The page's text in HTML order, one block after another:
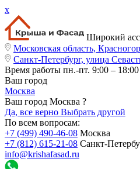
x
Широкий
Московская область,
Санкт-Петербург, улица
Время работы пн.-пт. 9:00 – 18:00
Ваш город
Москва
Ваш город Москва ?
Да, все верно Выбрать другой
По всем вопросам:
+7 (499) 490-46-08 Москва
+7 (812) 615-21-08 Санкт-
info@krishafasad.ru